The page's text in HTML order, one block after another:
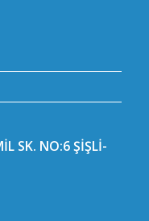
SK. NO:6 ŞİŞLİ-